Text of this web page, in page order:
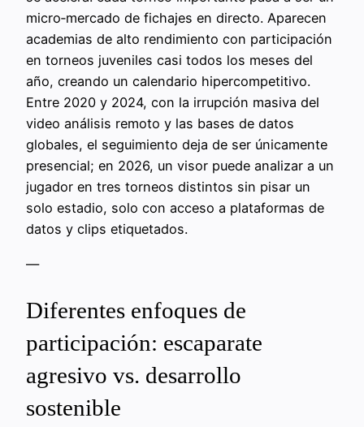
micro‑mercado de fichajes en directo. Aparecen
academias de alto rendimiento con participación
en torneos juveniles casi todos los meses del
año, creando un calendario hipercompetitivo.
Entre 2020 y 2024, con la irrupción masiva del
video análisis remoto y las bases de datos
globales, el seguimiento deja de ser únicamente
presencial; en 2026, un visor puede analizar a un
jugador en tres torneos distintos sin pisar un
solo estadio, solo con acceso a plataformas de
datos y clips etiquetados.
—
Diferentes enfoques de
participación: escaparate
agresivo vs. desarrollo
sostenible